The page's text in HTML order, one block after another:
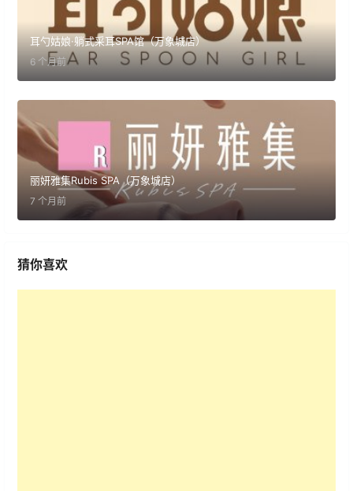
耳勺姑娘·躺式采耳SPA馆（万象城店）
6 个月前
丽妍雅集Rubis SPA（万象城店）
7 个月前
猜你喜欢